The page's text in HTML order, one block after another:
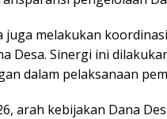
juga melakukan
Desa. Sinergi ini
dalam pelaksanaan
arah kebijakan Dana